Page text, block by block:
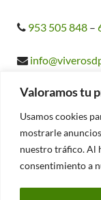
Valoramos tu
Usamos cookies
mostrarle
nuestro tráfico. Al
consentimiento a
953 505 848 –
©
Aviso legal y